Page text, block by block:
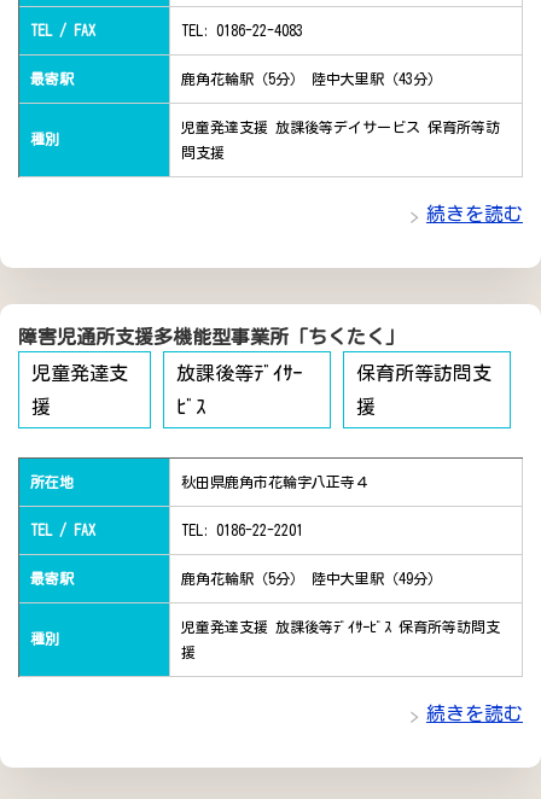
TEL / FAX TEL: 0186-22-4083
最寄駅 鹿角花輪駅（5分） 陸中大里駅（43分）
種別
児童発達支援 放課後等デイサービス 保育所等訪
問支援
続きを読む
障害児通所支援多機能型事業所「ちくたく」
児童発達支
援
放課後等ﾃﾞｲｻｰ
ﾋﾞｽ
保育所等訪問支
援
所在地 秋田県鹿角市花輪字八正寺４
TEL / FAX TEL: 0186-22-2201
最寄駅 鹿角花輪駅（5分） 陸中大里駅（49分）
種別
児童発達支援 放課後等ﾃﾞｲｻｰﾋﾞｽ 保育所等訪問支
援
続きを読む